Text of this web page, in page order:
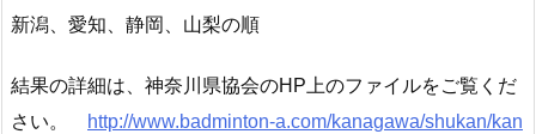
新潟、愛知、静岡、山梨の順
結果の詳細は、神奈川県協会のHP上のファイルをご覧くだ
さい。
http://www.badminton-a.com/kanagawa/shukan/kan